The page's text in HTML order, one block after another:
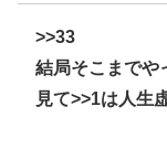
>>33
結局そこまでや
見て>>1は人生